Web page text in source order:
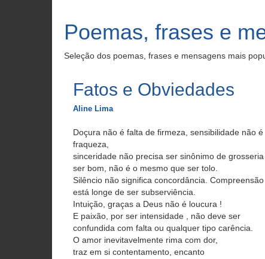
Poemas, frases e
Seleção dos poemas, frases e mensagens mais
Fatos e Obviedades
Aline Lima
Doçura não é falta de firmeza, sensibilidade não é
fraqueza,
sinceridade não precisa ser sinônimo de
ser bom, não é o mesmo que ser tolo.
Silêncio não significa concordância. Compreensão
está longe de ser subserviência.
Intuição, graças a Deus não é loucura !
E paixão, por ser intensidade , não deve ser
confundida com falta ou qualquer tipo carência.
O amor inevitavelmente rima com dor,
traz em si contentamento, encanto